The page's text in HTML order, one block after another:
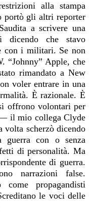
alla stampa
portò gli altri reporter
a scrivere una
dicendo che stavo
con i militari. Se non
“Johnny” Apple, che
rimandato a New
voler entrare in una
È razionale. È
offrono volontari per
il mio collega Clyde
volta scherzò dicendo
guerra con o senza
di personalità. Ma
di guerra.
narrazioni false.
come propagandisti
le voci delle